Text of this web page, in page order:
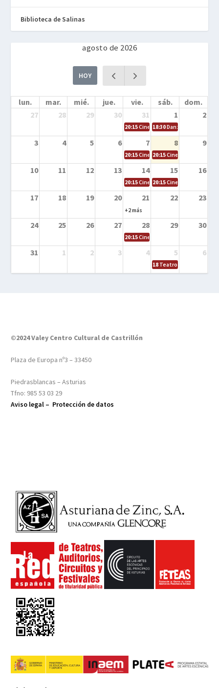
Biblioteca de Salinas
agosto de 2026
HOY
lun. mar. mié. jue. vie. sáb.
dom.
27
28 29 30 31 1 2
20:15Cine en la calle – Cómo
18:30Danza – Cita en el
3 4 5 6 7 8 9
20:15Cine en la calle – El niño y la
20:15Cine en la calle –
10 11 12 13 14 15 16
20:15Cine en la calle – Tortugas
20:15Cine en la calle –
17 18 19 20 21 22 23
+2 más
24 25 26 27 28 29 30
20:15Cine en el calle – Tintín y el
31 1 2 3 4 5 6
18 Teatro – Tres
©2024 Valey Centro Cultural de Castrillón
Plaza de Europa nº3 – 33450
Piedrasblancas – Asturias
Tfno: 985 53 03 29
Aviso legal – Protección de datos